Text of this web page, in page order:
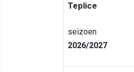
Teplice
seizoen
2026/2027